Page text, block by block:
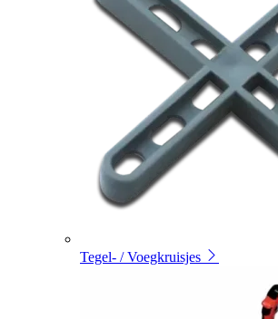
Tegel- / Voegkruisjes